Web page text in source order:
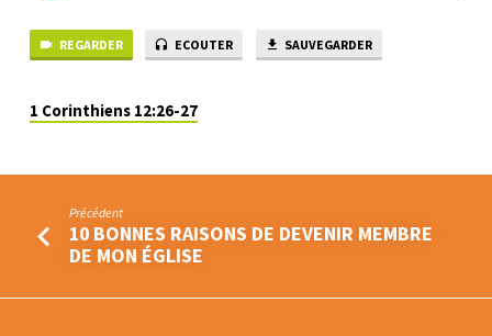
REGARDER ECOUTER SAUVEGARDER
1 Corinthiens 12:26-27
Précédent
10 BONNES RAISONS DE DEVENIR MEMBRE
DE MON ÉGLISE